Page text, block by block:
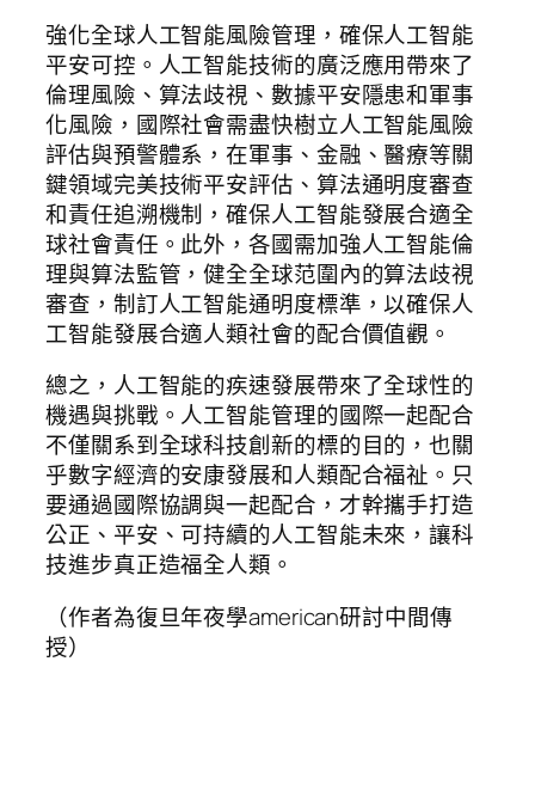
強化全球人工智能風險管理，確保人工智能
平安可控。人工智能技術的廣泛應用帶來了
倫理風險、算法歧視、數據平安隱患和軍事
化風險，國際社會需盡快樹立人工智能風險
評估與預警體系，在軍事、金融、醫療等關
鍵領域完美技術平安評估、算法通明度審查
和責任追溯機制，確保人工智能發展合適全
球社會責任。此外，各國需加強人工智能倫
理與算法監管，健全全球范圍內的算法歧視
審查，制訂人工智能通明度標準，以確保人
工智能發展合適人類社會的配合價值觀。
總之，人工智能的疾速發展帶來了全球性的
機遇與挑戰。人工智能管理的國際一起配合
不僅關系到全球科技創新的標的目的，也關
乎數字經濟的安康發展和人類配合福祉。只
要通過國際協調與一起配合，才幹攜手打造
公正、平安、可持續的人工智能未來，讓科
技進步真正造福全人類。
（作者為復旦年夜學american研討中間傳
授）